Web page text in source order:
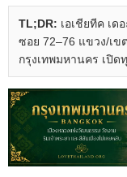
TL;DR: เอเชียทีค เด
ซอย 72–76 แขวง/เข
กรุงเทพมหานคร เปิด